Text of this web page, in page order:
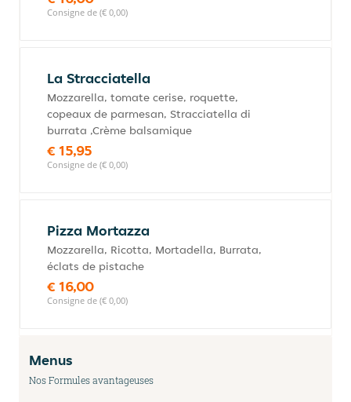
Consigne de (€ 0,00)
La Stracciatella
Mozzarella, tomate cerise, roquette,
copeaux de parmesan, Stracciatella di
burrata ,Crème balsamique
€ 15,95
Consigne de (€ 0,00)
Pizza Mortazza
Mozzarella, Ricotta, Mortadella, Burrata,
éclats de pistache
€ 16,00
Consigne de (€ 0,00)
Menus
Nos Formules avantageuses